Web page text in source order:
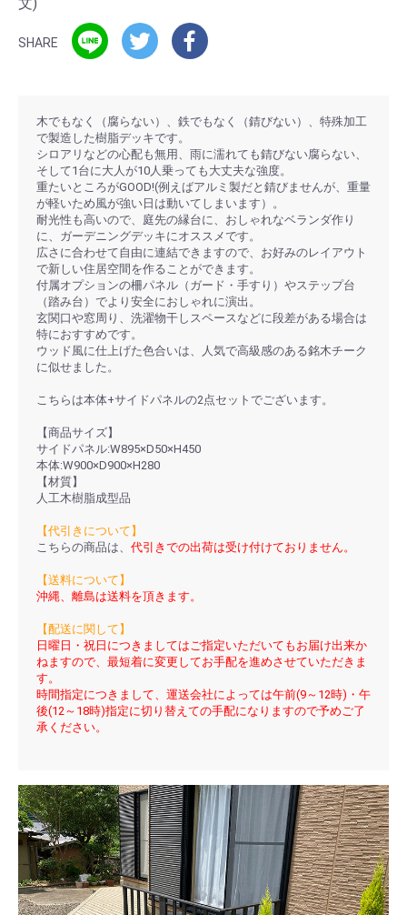
SHARE
木でもなく（腐らない）、鉄でもなく（錆びない）、特殊加工
で製造した樹脂デッキです。
シロアリなどの心配も無用、雨に濡れても錆びない腐らない、
そして1台に大人が10人乗っても大丈夫な強度。
重たいところがGOOD!(例えばアルミ製だと錆びませんが、重量
が軽いため風が強い日は動いてしまいます）。
耐光性も高いので、庭先の縁台に、おしゃれなベランダ作り
に、ガーデニングデッキにオススメです。
広さに合わせて自由に連結できますので、お好みのレイアウト
で新しい住居空間を作ることができます。
付属オプションの柵パネル（ガード・手すり）やステップ台
（踏み台）でより安全におしゃれに演出。
玄関口や窓周り、洗濯物干しスペースなどに段差がある場合は
特におすすめです。
ウッド風に仕上げた色合いは、人気で高級感のある銘木チーク
に似せました。
こちらは本体+サイドパネルの2点セットでございます。
【商品サイズ】
サイドパネル:W895×D50×H450
本体:W900×D900×H280
【材質】
人工木樹脂成型品
【代引きについて】
こちらの商品は、 代引きでの出荷は受け付けておりません。
【送料について】
沖縄、離島は送料を頂きます。
【配送に関して】
日曜日・祝日につきましてはご指定いただいてもお届け出来か
ねますので、最短着に変更してお手配を進めさせていただきま
す。
時間指定につきまして、運送会社によっては午前(9～12時)・午
後(12～18時)指定に切り替えての手配になりますので予めご了
承ください。